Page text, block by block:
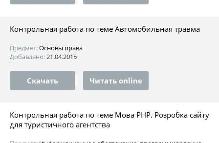
Контрольная работа по теме Автомобильная травма
Предмет:Основы права
Добавлено:21.04.2015
Скачать Читать online
Контрольная работа по теме Мова PHP. Розробка сайту
для туристичного агентства